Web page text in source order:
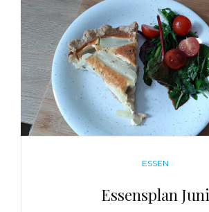
CATEGORIES
ESSEN
Essensplan Juni